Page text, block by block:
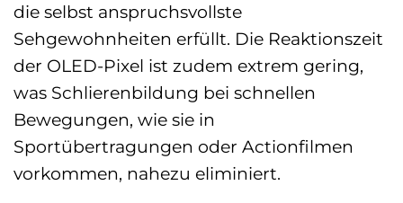
die selbst anspruchsvollste
Sehgewohnheiten erfüllt. Die Reaktionszeit
der OLED-Pixel ist zudem extrem gering,
was Schlierenbildung bei schnellen
Bewegungen, wie sie in
Sportübertragungen oder Actionfilmen
vorkommen, nahezu eliminiert.